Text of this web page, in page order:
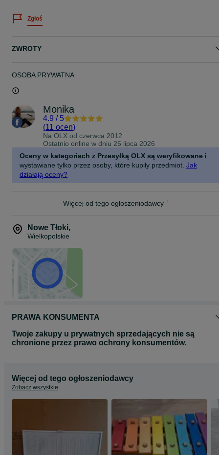
Zgłoś
ZWROTY
OSOBA PRYWATNA
Monika
4.9 / 5
(11 ocen)
Na OLX od czerwca 2012
Ostatnio online w dniu 26 lipca 2026
Oceny w kategoriach z Przesyłką OLX są weryfikowane i
wystawiane tylko przez osoby, które kupiły przedmiot. Jak
działają oceny?
Więcej od tego ogłoszeniodawcy
Nowe Tłoki,
Wielkopolskie
PRAWA KONSUMENTA
Twoje zakupy u prywatnych sprzedających nie są
chronione przez prawo ochrony konsumentów.
Więcej od tego ogłoszeniodawcy
Zobacz wszystkie